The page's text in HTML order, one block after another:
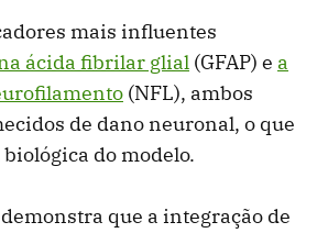
mais influentes
ácida fibrilar glial (GFAP) e a
(NFL), ambos
de dano neuronal, o que
do modelo.
que a integração de